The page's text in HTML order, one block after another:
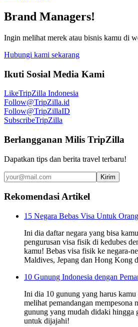
Brand Managers!
Ingin melihat merek atau bisnis kamu di
Hubungi kami sekarang
Ikuti Sosial Media Kami
LikeTripZilla Indonesia
Follow@TripZilla.id
Follow@TripZillaID
SubscribeTripZilla
Berlangganan Milis TripZilla
Dapatkan tips dan berita travel terbaru!
Kirim
Rekomendasi Artikel
15 Negara Bebas Visa Untuk
Ini dia daftar negara yang bisa
pengurusan visa fisik di kedubes
kamu! Bebas visa fisik ke negara-
Maldives, Jepang dan Hong Kong
10 Gunung Indonesia dengan
Ini dia 10 gunung yang harus
melihat pemandangan mempesona
gunung yang mudah didaki hingga
untuk dijajahi!